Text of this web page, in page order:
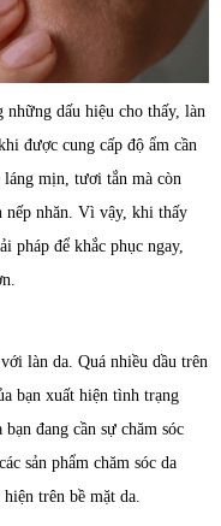
dấu hiệu cho thấy, làn
được cung cấp độ ẩm cần
mịn, tươi tắn mà còn
nếp nhăn. Vì vậy, khi thấy
pháp để khắc phục ngay,
làn da. Quá nhiều dầu trên
bạn xuất hiện tình trạng
đang cần sự chăm sóc
sản phẩm chăm sóc da
trên bề mặt da.